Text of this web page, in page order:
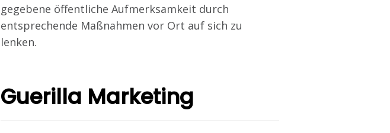
gegebene öffentliche Aufmerksamkeit durch
entsprechende Maßnahmen vor Ort auf sich zu
lenken.
Guerilla Marketing